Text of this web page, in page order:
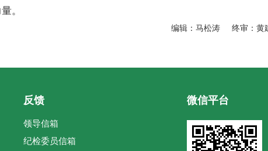
。
编辑：马松涛 终审：黄
反馈
领导信箱
纪检委员信箱
微信平台